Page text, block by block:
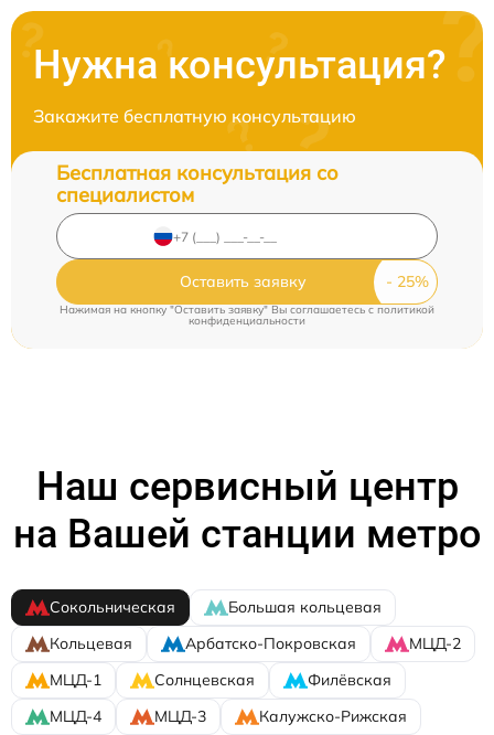
Нужна консультация?
Закажите бесплатную консультацию
Бесплатная консультация со
специалистом
Оставить заявку
Нажимая на кнопку "Оставить заявку" Вы соглашаетесь c политикой
конфиденциальности
Наш сервисный центр
на Вашей станции метро
Сокольническая
Большая кольцевая
Кольцевая
Арбатско-Покровская
МЦД-2
МЦД-1
Солнцевская
Филёвская
МЦД-4
МЦД-3
Калужско-Рижская